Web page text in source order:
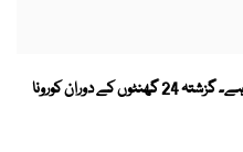
ملک میں کورونا سے اموات میں اضافہ ہورہا ہے۔ گزشتہ 24 گھنٹوں کے دوران کورونا